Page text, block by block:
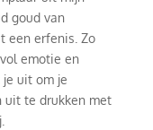
goud van
een erfenis. Zo
emotie en
uit om je
uit te drukken met